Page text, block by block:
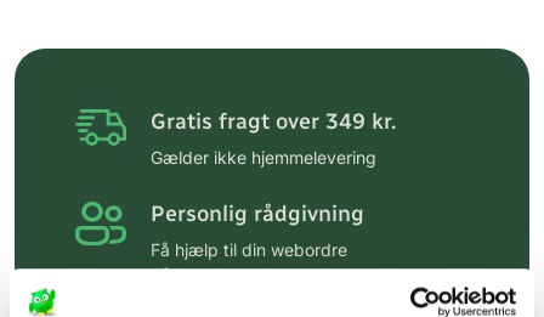
Gratis fragt over 349 kr.
Gælder ikke hjemmelevering
Personlig rådgivning
Få hjælp til din webordre
på:kundeservice@uglecare.dk